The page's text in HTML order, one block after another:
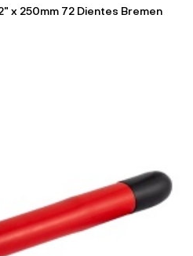
x 250mm 72 Dientes Bremen